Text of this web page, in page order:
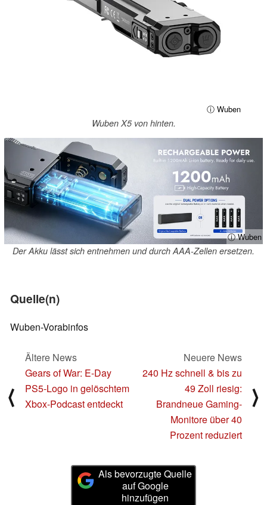
ⓘ Wuben
Wuben X5 von hinten.
ⓘ Wuben
Der Akku lässt sich entnehmen und durch AAA-Zellen ersetzen.
Quelle(n)
Wuben-Vorabinfos
⟨
Ältere News
Gears of War: E-Day
PS5-Logo in gelöschtem
Xbox-Podcast entdeckt
Neuere News
240 Hz schnell & bis zu
49 Zoll riesig:
Brandneue Gaming-
Monitore über 40
Prozent reduziert
⟩
Als bevorzugte Quelle
auf Google
hinzufügen